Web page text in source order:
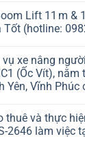
Lift 11 m &
Tốt (hotline:
xe nâng
(Ốc Vít), nằm
Yên, Vĩnh Phúc
thuê và thực
2646 làm việc